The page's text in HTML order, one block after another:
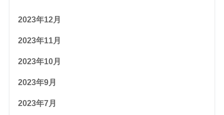
2023年12月
2023年11月
2023年10月
2023年9月
2023年7月